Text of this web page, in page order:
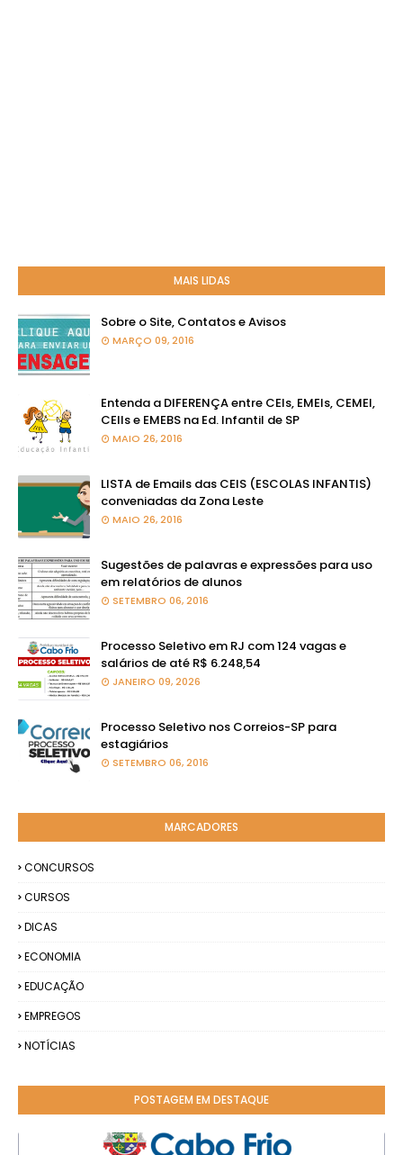
MAIS LIDAS
Sobre o Site, Contatos e Avisos
MARÇO 09, 2016
Entenda a DIFERENÇA entre CEIs, EMEIs, CEMEI,
CEIIs e EMEBS na Ed. Infantil de SP
MAIO 26, 2016
LISTA de Emails das CEIS (ESCOLAS INFANTIS)
conveniadas da Zona Leste
MAIO 26, 2016
Sugestões de palavras e expressões para uso
em relatórios de alunos
SETEMBRO 06, 2016
Processo Seletivo em RJ com 124 vagas e
salários de até R$ 6.248,54
JANEIRO 09, 2026
Processo Seletivo nos Correios-SP para
estagiários
SETEMBRO 06, 2016
MARCADORES
CONCURSOS
CURSOS
DICAS
ECONOMIA
EDUCAÇÃO
EMPREGOS
NOTÍCIAS
POSTAGEM EM DESTAQUE